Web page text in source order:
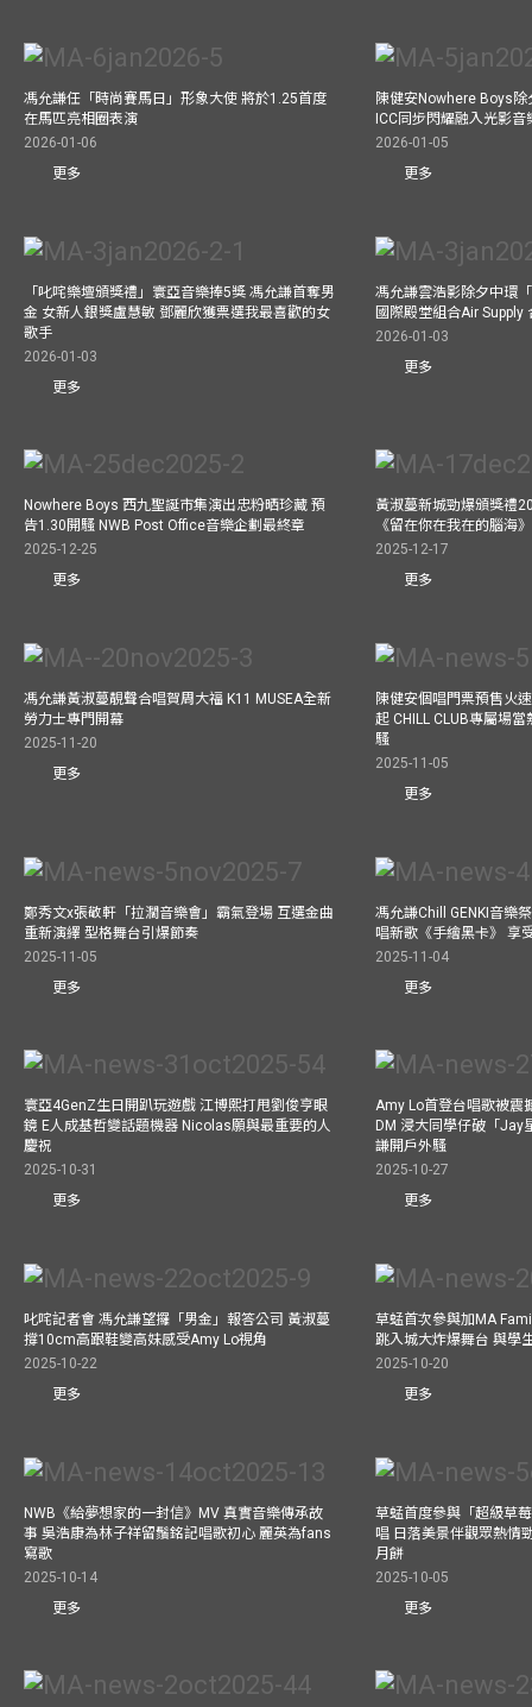
馮允謙任「時尚賽馬日」形象大使 將於1.25首度
在馬匹亮相圈表演
2026-01-06
更多
陳健安Nowhere Boys
ICC同步閃耀融入光影音
2026-01-05
更多
「叱咤樂壇頒獎禮」寰亞音樂捧5獎 馮允謙首奪男
金 女新人銀獎盧慧敏 鄧麗欣獲票選我最喜歡的女
歌手
2026-01-03
更多
馮允謙雲浩影除夕中環
國際殿堂組合Air Supply
2026-01-03
更多
Nowhere Boys 西九聖誕市集演出忠粉晒珍藏 預
告1.30開騷 NWB Post Office音樂企劃最終章
2025-12-25
更多
黃淑蔓新城勁爆頒獎禮
《留在你在我在的腦海
2025-12-17
更多
馮允謙黃淑蔓靚聲合唱賀周大福 K11 MUSEA全新
勞力士專門開幕
2025-11-20
更多
陳健安個唱門票預售火
起 CHILL CLUB專屬場
騷
2025-11-05
更多
鄭秀文x張敬軒「拉濶音樂會」霸氣登場 互選金曲
重新演繹 型格舞台引爆節奏
2025-11-05
更多
馮允謙Chill GENKI音樂
唱新歌《手繪黑卡》 享
2025-11-04
更多
寰亞4GenZ生日開趴玩遊戲 江博熙打甩劉俊亨眼
鏡 E人成基哲變話題機器 Nicolas願與最重要的人
慶祝
2025-10-31
更多
Amy Lo首登台唱歌被震
DM 浸大同學仔破「Jay
謙開戶外騷
2025-10-27
更多
叱咤記者會 馮允謙望攞「男金」報答公司 黃淑蔓
撐10cm高跟鞋變高妹感受Amy Lo視角
2025-10-22
更多
草蜢首次參與加MA
跳入城大炸爆舞台 與學
2025-10-20
更多
NWB《給夢想家的一封信》MV 真實音樂傳承故
事 吳浩康為林子祥留鬚銘記唱歌初心 麗英為fans
寫歌
2025-10-14
更多
草蜢首度參與「超級草
唱 日落美景伴觀眾熱情
月餅
2025-10-05
更多